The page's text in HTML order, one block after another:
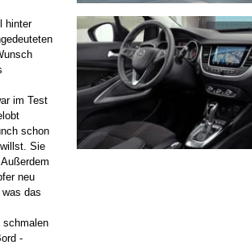
hinter
im Test
schon
Sie
neu
das
schmalen
-